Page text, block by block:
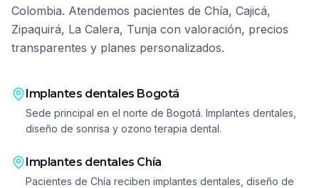
Colombia. Atendemos pacientes de Chía, Cajicá,
Zipaquirá, La Calera, Tunja con valoración, precios
transparentes y planes personalizados.
Implantes dentales Bogotá
Sede principal en el norte de Bogotá. Implantes dentales,
diseño de sonrisa y ozono terapia dental.
Implantes dentales Chía
Pacientes de Chía reciben implantes dentales, diseño de